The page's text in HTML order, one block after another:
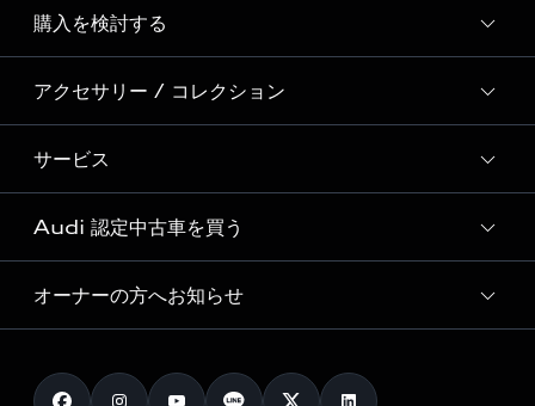
Story of Progress
Audi Sport
Formula 1®
デジタルサービス
ディーラー検索
新車在庫検索
試乗車・展示車検索
見積り依頼
試乗予約
購入を検討する
モデル一覧
特別仕様モデル / 限定モデル
e-tronラインアップ
価格シミュレーション
車両比較
カタログ一覧
アクセサリー / コレクション
純正アクセサリー
オンラインショップ
Audi collection
アウディナビアプリ
サービス
サービス入庫予約
サービスプログラム
メンテナンス
車検 / 定期点検
Audi 認定中古車を買う
Audi認定中古車
クオリティ
オーナーの方へお知らせ
お知らせ